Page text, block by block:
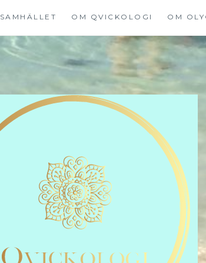
SAMHÄLLET OM QVICKOLOGI OM